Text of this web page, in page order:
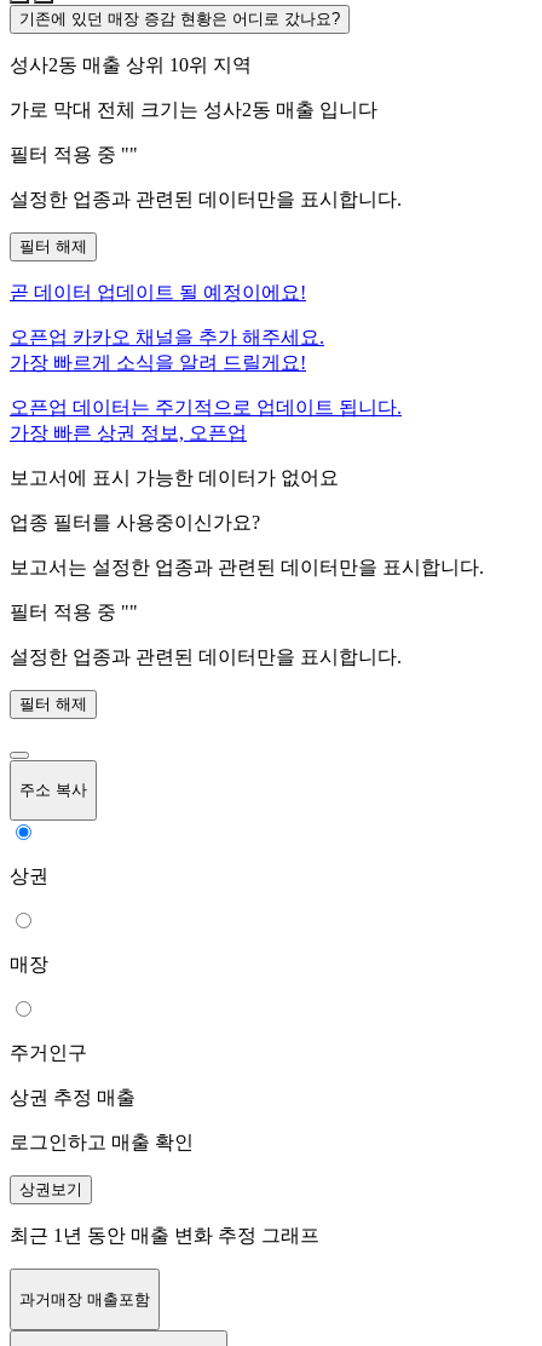
기존에 있던 매장 증감 현황은 어디로 갔나요?
성사2동 매출 상위 10위 지역
가로 막대 전체 크기는 성사2동 매출 입니다
필터 적용 중 ""
설정한 업종과 관련된 데이터만을 표시합니다.
필터 해제
곧 데이터 업데이트 될 예정이에요!
오픈업 카카오 채널을 추가 해주세요.
가장 빠르게 소식을 알려 드릴게요!
오픈업 데이터는 주기적으로 업데이트 됩니다.
가장 빠른 상권 정보, 오픈업
보고서에 표시 가능한 데이터가 없어요
업종 필터를 사용중이신가요?
보고서는 설정한 업종과 관련된 데이터만을 표시합니다.
필터 적용 중 ""
설정한 업종과 관련된 데이터만을 표시합니다.
필터 해제
주소 복사
상권
매장
주거인구
상권 추정 매출
로그인하고 매출 확인
상권보기
최근 1년 동안 매출 변화 추정 그래프
과거매장 매출포함